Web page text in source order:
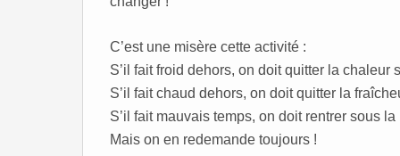
C’est une misère cette activité :
S’il fait froid dehors, on doit quitter la chaleur
S’il fait chaud dehors, on doit quitter la
S’il fait mauvais temps, on doit rentrer sous la
Mais on en redemande toujours !